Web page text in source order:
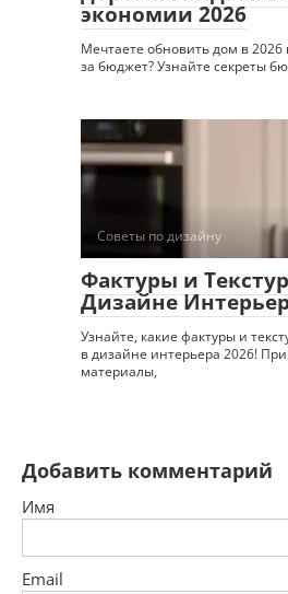
экономии 2026
Мечтаете обновить дом в 2026
за бюджет? Узнайте секреты
Советы по дизайну
Фактуры и
Дизайне
Узнайте, какие фактуры и
в дизайне интерьера 2026!
материалы,
Добавить комментарий
Имя
Email